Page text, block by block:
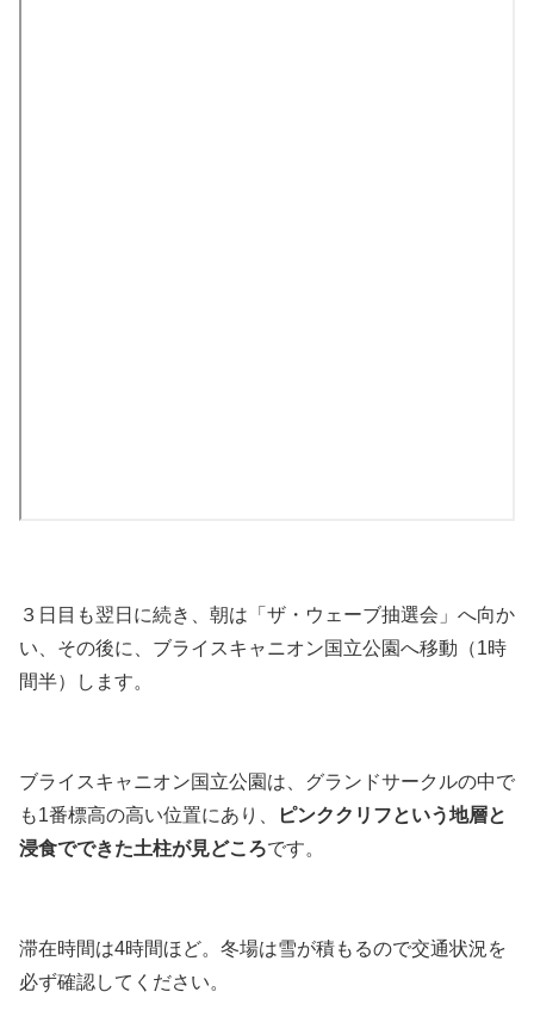
３日目も翌日に続き、朝は「ザ・ウェーブ抽選会」へ向か
い、その後に、ブライスキャニオン国立公園へ移動（1時
間半）します。
ブライスキャニオン国立公園は、グランドサークルの中で
も1番標高の高い位置にあり、
ピンククリフという地層と
浸食でできた土柱が見どころです。
滞在時間は4時間ほど。冬場は雪が積もるので交通状況を
必ず確認してください。